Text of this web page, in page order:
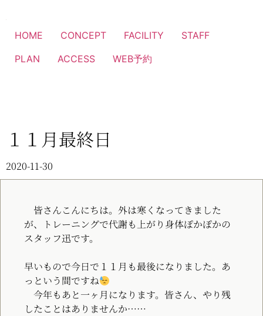
HOME CONCEPT FACILITY
STAFF
PLAN
ACCESS WEB予約
１１月最終日
2020-11-30
皆さんこんにちは。外は寒くなってきました
が、トレーニングで代謝も上がり 身体ぽかぽかの
スタッフ迅です。
早いもので今日で１１月も最後になりました。あ
っという間ですね
今年もあと一ヶ月になります。皆さん、やり残
したことはありませんか……